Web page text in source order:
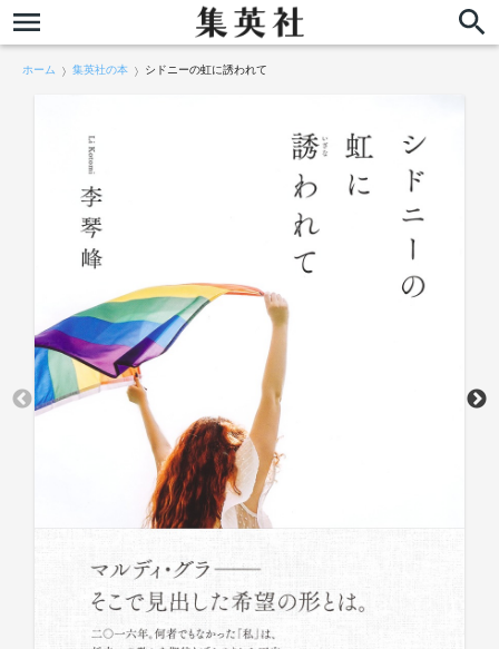
ホーム 集英社の本 シドニーの虹に誘われて